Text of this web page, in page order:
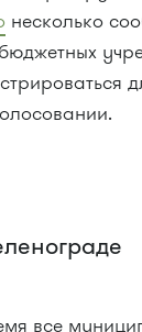
несколько
все